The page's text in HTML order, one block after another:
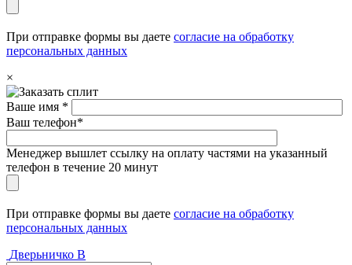
При отправке формы вы даете согласие на обработку
персональных данных
×
Ваше имя *
Ваш телефон*
Менеджер вышлет ссылку на оплату частями на указанный
телефон в течение 20 минут
При отправке формы вы даете согласие на обработку
персональных данных
Дверьничко В